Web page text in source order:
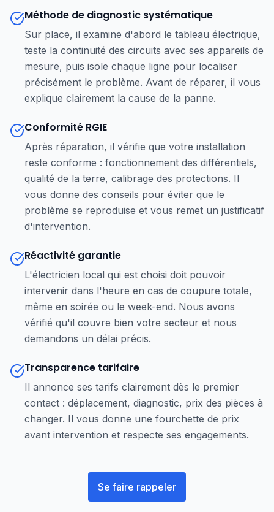
Méthode de diagnostic systématique
Sur place, il examine d'abord le tableau électrique,
teste la continuité des circuits avec ses appareils de
mesure, puis isole chaque ligne pour localiser
précisément le problème. Avant de réparer, il vous
explique clairement la cause de la panne.
Conformité RGIE
Après réparation, il vérifie que votre installation
reste conforme : fonctionnement des différentiels,
qualité de la terre, calibrage des protections. Il
vous donne des conseils pour éviter que le
problème se reproduise et vous remet un justificatif
d'intervention.
Réactivité garantie
L'électricien local qui est choisi doit pouvoir
intervenir dans l'heure en cas de coupure totale,
même en soirée ou le week-end. Nous avons
vérifié qu'il couvre bien votre secteur et nous
demandons un délai précis.
Transparence tarifaire
Il annonce ses tarifs clairement dès le premier
contact : déplacement, diagnostic, prix des pièces à
changer. Il vous donne une fourchette de prix
avant intervention et respecte ses engagements.
Se faire rappeler